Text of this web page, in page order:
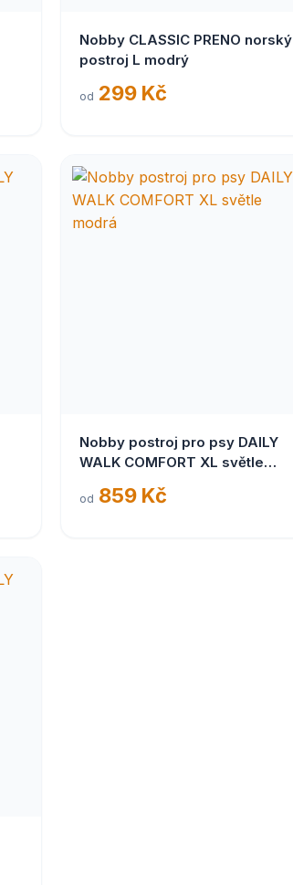
Nobby CLASSIC PRENO norský
postroj L modrý
od 299 Kč
Nobby postroj pro psy DAILY
WALK COMFORT XL světle
od 859 Kč